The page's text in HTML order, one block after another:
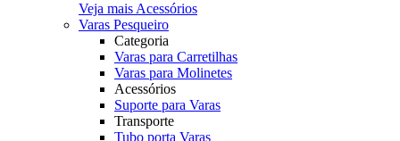
Veja mais Acessórios
Varas Pesqueiro
Categoria
Varas para Carretilhas
Varas para Molinetes
Acessórios
Suporte para Varas
Transporte
Tubo porta Varas